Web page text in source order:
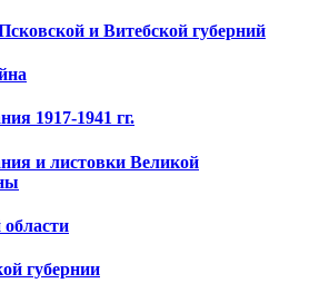
и Витебской губерний
1917-1941 гг.
и листовки Великой
губернии